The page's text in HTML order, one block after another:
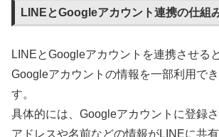
LINEとGoogleアカウント連携の仕組
LINEとGoogleアカウントを連携させる
Googleアカウントの情報を一部利用で
す。
具体的には、Googleアカウントに登録
アドレスや名前などの情報がLINEに共